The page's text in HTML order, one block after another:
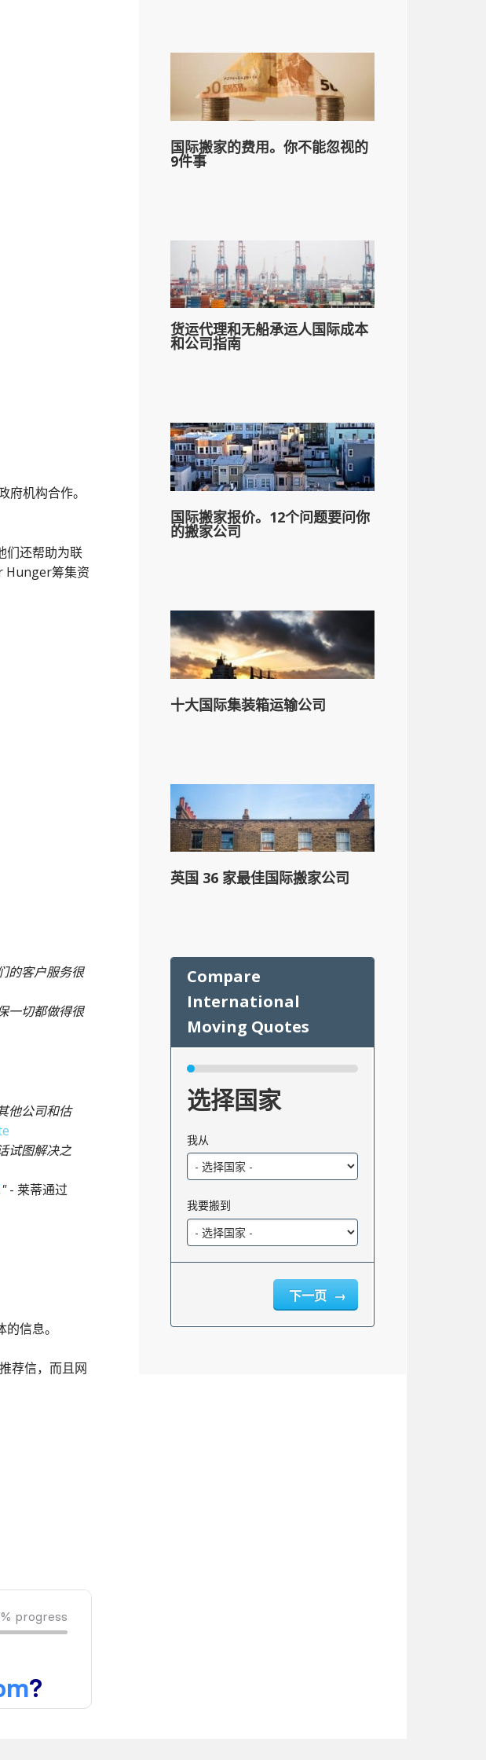
机构合作。
们还帮助为联
Hunger筹集资
的客户服务很
一切都做得很
他公司和估
试图解决之
- 莱蒂通过
信息。
荐信，而且网
国际搬家的费用。你不能忽视的
9件事
货运代理和无船承运人国际成本
和公司指南
国际搬家报价。12个问题要问你
的搬家公司
十大国际集装箱运输公司
英国 36 家最佳国际搬家公司
选择国家
我从
我要搬到
下一页